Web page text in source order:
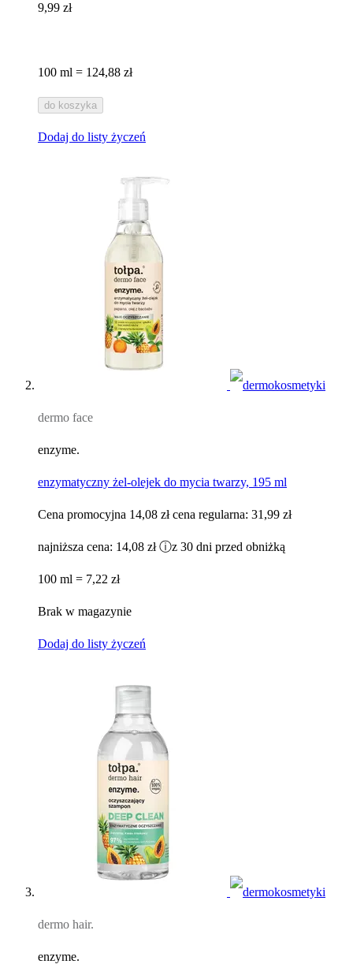
9,99 zł
100 ml = 124,88 zł
do koszyka
Dodaj do listy życzeń
dermo face
enzyme.
enzymatyczny żel-olejek do mycia twarzy, 195 ml
Cena promocyjna 14,08 zł cena regularna: 31,99 zł
najniższa cena: 14,08 zł ⓘz 30 dni przed obniżką
100 ml = 7,22 zł
Brak w magazynie
Dodaj do listy życzeń
dermo hair.
enzyme.